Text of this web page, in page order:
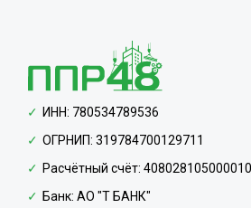
ИНН: 780534789536
ОГРНИП: 319784700129711
Расчётный счёт:
Банк: АО "Т БАНК"